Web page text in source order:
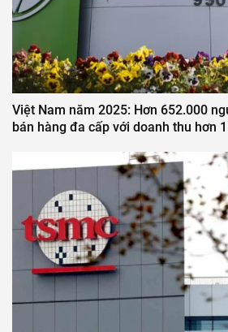
Việt Nam năm 2025: Hơn 652.000
bán hàng đa cấp với doanh thu hơn